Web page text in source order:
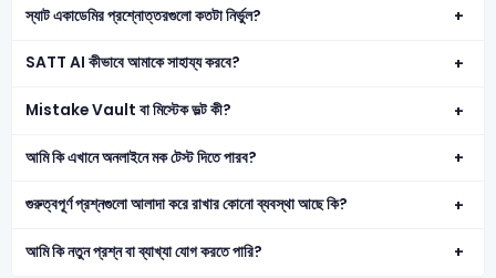
স্যাট একাডেমির প্রশ্নোত্তরগুলো কতটা নির্ভুল?
SATT AI কীভাবে আমাকে সাহায্য করবে?
Mistake Vault বা মিস্টেক ভল্ট কী?
আমি কি এখানে অনলাইনে মক টেস্ট দিতে পারব?
গুরুত্বপূর্ণ প্রশ্নগুলো আলাদা করে রাখার কোনো ব্যবস্থা আছে কি?
আমি কি নতুন প্রশ্ন বা ব্যাখ্যা যোগ করতে পারি?